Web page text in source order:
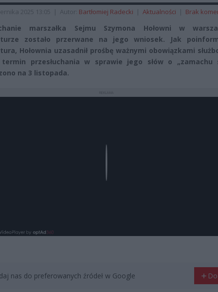
2025 13:05 | Autor: Bartłomiej Radecki | Aktualności | Brak
marszałka Sejmu Szymona Hołowni w
zostało przerwane na jego wniosek. Jak
Hołownia uzasadnił prośbę ważnymi obowiązkami
termin przesłuchania w sprawie jego słów o „zamachu
na 3 listopada.
nas do preferowanych źródeł w Google